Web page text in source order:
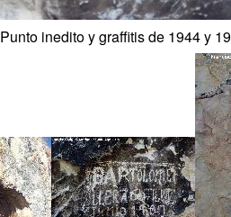
Punto inedito y graffitis de 1944 y